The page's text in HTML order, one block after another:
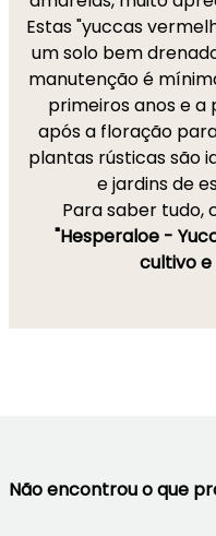
Estas "yuccas
um solo bem
manutenção é
primeiros anos e a
após a floração
plantas rústicas são
e jardins de
Para saber tudo,
"Hesperaloe -
cultivo
Não encontrou o que